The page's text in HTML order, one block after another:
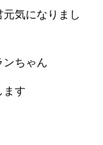
気になりまし
ちゃん
ます